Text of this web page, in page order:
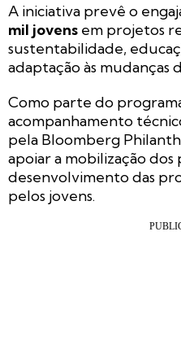
A iniciativa prevê o
mil jovens em projetos
sustentabilidade,
adaptação às mudanças
Como parte do
acompanhamento
pela Bloomberg
apoiar a mobilização
desenvolvimento das
pelos jovens.